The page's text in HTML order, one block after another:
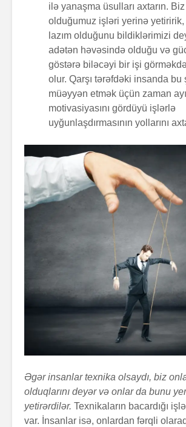
ilə yanaşma üsulları axtarın.
olduğumuz işləri yerinə
lazım olduğunu bildiklərimizi
adətən həvəsində olduğu və
göstərə biləcəyi bir işi
olur. Qarşı tərəfdəki insanda bu
müəyyən etmək üçün zaman
motivasiyasını gördüyü işlərlə
uyğunlaşdırmasının yollarını
Əgər insanlar texnika olsaydı, biz
olduqlarını deyər və onlar da bunu
yetirərdilər. Texnikaların bacardığı
var. İnsanlar isə, onlardan fərqli